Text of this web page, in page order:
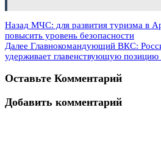
Назад МЧС: для развития туризма в
повысить уровень безопасности
Далее Главнокомандующий ВКС:
удерживает главенствующую позицию
Оставьте Комментарий
Добавить комментарий